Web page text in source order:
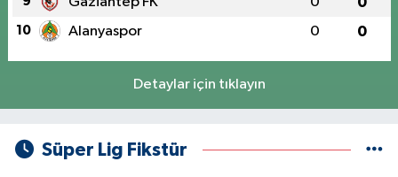
10 Alanyaspor 0 0
Detaylar için tıklayın
Süper Lig Fikstür